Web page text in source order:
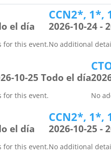
el día
for this event.
CCN2*, 1*,
2026-10-24 -
No additional
10-25 Todo el día
for this event. No
el día
for this event.
CCN2*, 1*,
2026-10-25 -
No additional